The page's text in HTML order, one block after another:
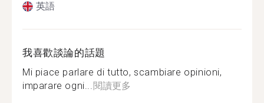
英語
我喜歡談論的話題
Mi piace parlare di tutto, scambiare opinioni,
imparare ogni...閱讀更多